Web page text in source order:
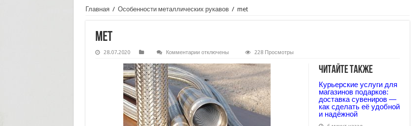
Главная / Особенности металлических рукавов / met
met
28.07.2020 Комментариик
met
отключены 228 Просмотры
Читайте также
Курьерские услуги для
магазинов подарков:
доставка сувениров —
как сделать её удобной
и надёжной